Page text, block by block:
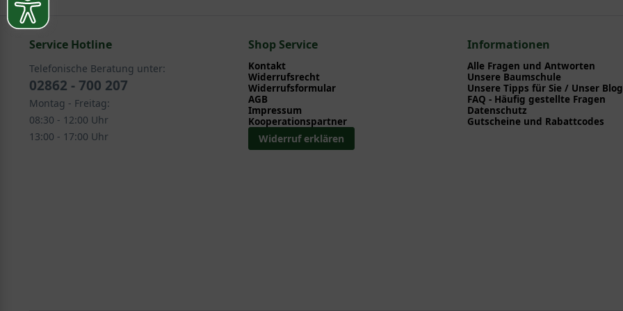
Bodendecker > Sonstige Bodendecker
Ziergehölze > Frühjahrsblüher > Sonstige Frühjahrsblüher
Service Hotline
Telefonische Beratung unter:
02862 - 700 207
Montag - Freitag:
08:30 - 12:00 Uhr
13:00 - 17:00 Uhr
Shop Service
Kontakt
Widerrufsrecht
Widerrufsformular
AGB
Impressum
Kooperationspartner
Widerruf erklären
Informationen
Alle Fragen und Antworten
Unsere Baumschule
Unsere Tipps für Sie / Unser Blog
FAQ - Häufig gestellte Fragen
Datenschutz
Gutscheine und Rabattcodes